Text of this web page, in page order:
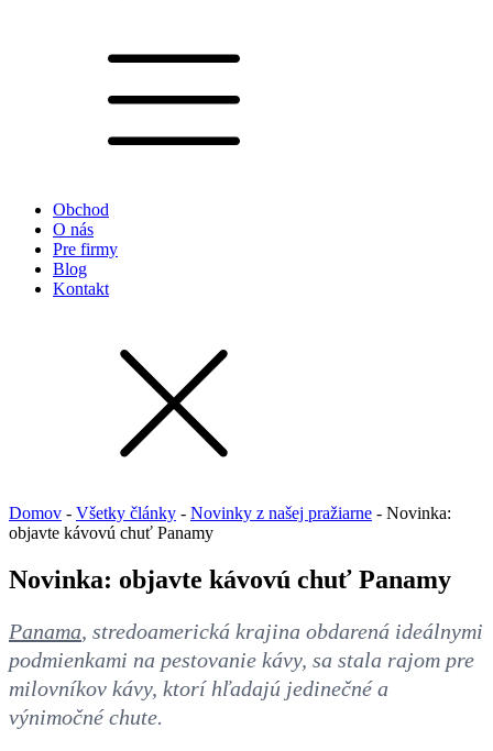
Obchod
O nás
Pre firmy
Blog
Kontakt
Domov - Všetky články - Novinky z našej pražiarne - Novinka:
objavte kávovú chuť Panamy
Novinka: objavte kávovú chuť Panamy
Panama, stredoamerická krajina obdarená ideálnymi
podmienkami na pestovanie kávy, sa stala rajom pre
milovníkov kávy, ktorí hľadajú jedinečné a
výnimočné chute.